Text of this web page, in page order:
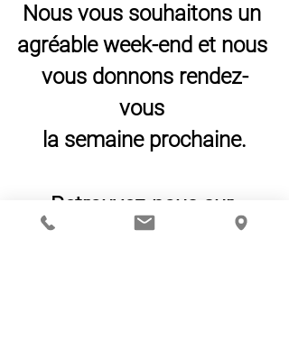
Nous vous souhaitons un
agréable week-end et nous
vous donnons rendez-
vous
la semaine prochaine.
Retrouvez-nous sur
Instagram et Facebook